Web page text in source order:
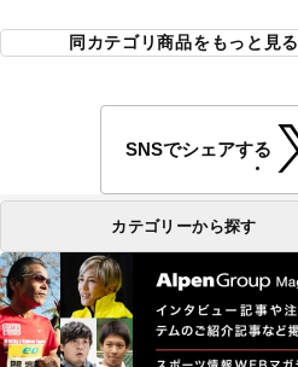
同カテゴリ商品をもっと見る
SNSでシェアする
カテゴリーから探す